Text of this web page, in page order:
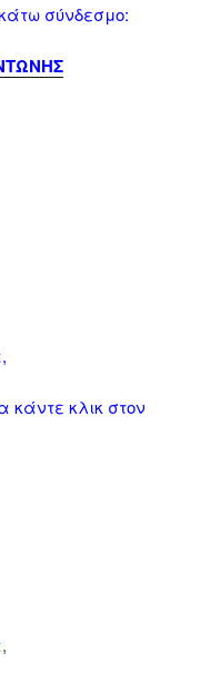
σύνδεσμο:
κάντε κλικ στον